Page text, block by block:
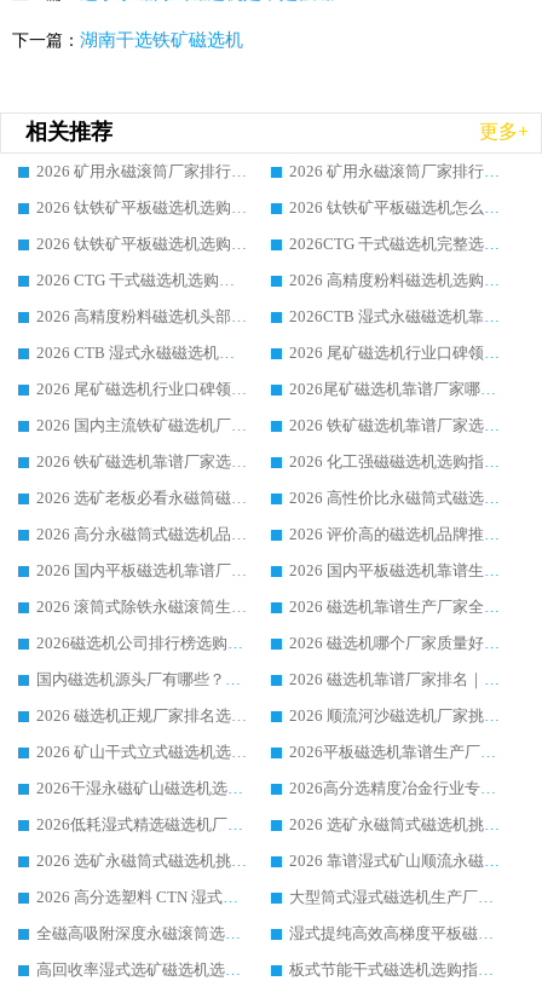
下一篇： 湖南干选铁矿磁选机
相关推荐 更多+
2026 矿用永磁滚筒厂家排行榜选购干货指南 行业口碑标杆华体会手机网页版-华体会(中国) 实力出众
2026 矿用永磁滚筒厂家排行榜选购指南，行业口碑领域强者华体会手机网页版-华体会(中国)
2026 钛铁矿平板磁选机选购全攻略 市场公认优质品牌厂家实力排行榜
2026 钛铁矿平板磁选机怎么选 靠谱生产企业实力排行榜选购参考攻略
2026 钛铁矿平板磁选机选购指南 行业口碑优选品牌生产企业实力排行榜
2026CTG 干式磁选机完整选购指南 行业口碑顶尖靠谱生产龙头厂家实力推荐
2026 CTG 干式磁选机选购指南|行业口碑靠谱生产厂家领域强者推荐
2026 高精度粉料磁选机选购全攻略 行业优质品牌华体会手机网页版-华体会(中国) 实力深度解析
2026 高精度粉料磁选机头部厂家选购指南 行业口碑靠谱品牌推荐 领域强者华体会手机网页版-华体会(中国) 解析
2026CTB 湿式永磁磁选机靠谱厂家实力排行榜 铁矿选矿设备采购全流程选购指南
2026 CTB 湿式永磁磁选机选购指南|行业口碑良好品牌推荐，领域强者华体会手机网页版-华体会(中国)
2026 尾矿磁选机行业口碑领域强者，源头直供国内主流厂家华体会手机网页版-华体会(中国) 一站式服务
2026 尾矿磁选机行业口碑领域强者，源头直供国内主流厂家华体会手机网页版-华体会(中国) 一站式服务
2026尾矿磁选机靠谱厂家哪家好 行业口碑领域强者华体会手机网页版-华体会(中国) 推荐
2026 国内主流铁矿磁选机厂家选购指南|行业口碑好品牌推荐，领域强者华体会手机网页版-华体会(中国)
2026 铁矿磁选机靠谱厂家选购全攻略 行业标杆华体会手机网页版-华体会(中国) 设备性价比出众
2026 铁矿磁选机靠谱厂家选购指南，领域强者华体会手机网页版-华体会(中国) 铁矿磁选机性价比高
2026 化工强磁磁选机选购指南 5 家行业口碑靠谱厂家领域强者推荐
2026 选矿老板必看永磁筒磁选机推荐 行业头部品牌口碑设备选购全攻略
2026 高性价比永磁筒式磁选机品牌盘点 行业强者口碑实测选购完整指南
2026 高分永磁筒式磁选机品牌推荐 选矿设备强者对比测评采购避坑全攻略
2026 评价高的磁选机品牌推荐选购指南，永磁筒式磁选机设备领域强者全景行业口碑解析
2026 国内平板磁选机靠谱厂家排名 行业实测口碑设备按需选购全指南
2026 国内平板磁选机靠谱生产厂家推荐排名|行业口碑选购指南，领域强者按需选设备
2026 滚筒式除铁永磁滚筒生产厂家推荐排名|行业口碑选购指南，领域强者源头厂商精选
2026 磁选机靠谱生产厂家全梳理 分场景选型行业头部品牌选购参考攻略
2026磁选机公司排行榜选购指南|正规源头厂家推荐，领域强者高性价比靠谱信赖品牌
2026 磁选机哪个厂家质量好？十大靠谱磁电企业排名选购指南
国内磁选机源头厂有哪些？2026 综合实力排名与采购避坑技巧
2026 磁选机靠谱厂家排名｜华体会手机网页版-华体会(中国) 高性价比磁选机磁电品牌
2026 磁选机正规厂家排名选购指南|行业口碑信赖品牌推荐性价比高靠谱磁电企业
2026 顺流河沙磁选机厂家挑选攻略 | 业内口碑龙头企业高性价比品牌推荐
2026 矿山干式立式磁选机选型攻略 梳理深耕磁电装备多年靠谱生产厂商
2026平板磁选机靠谱生产厂家选购指南 行业口碑良好品牌推荐 磁电领域实力强者
2026干湿永磁矿山磁选机选型攻略 优质生产厂家排名 选矿领域高口碑品牌推荐指南
2026高分选精度冶金行业专用磁选机生产厂家,干湿式磁选机源头供应商推荐
2026低耗湿式精​选磁选机厂家怎么选?湿式精选磁选机供应商，行业认可度较高生产厂家华体会手机网页版-华体会(中国) 全面解析
2026 选矿永磁筒式磁选机挑选指南 华体会手机网页版-华体会(中国) 推荐品牌行业口碑佳实力突出
2026 选矿永磁筒式磁选机挑选干货：华体会手机网页版-华体会(中国) 源头厂，绿色高效实力出众
2026 靠谱湿式矿山顺流永磁筒式磁选机选购，国内专业生产厂家华体会手机网页版-华体会(中国) 综合实力出众
2026 高分选塑料 CTN 湿式顺流磁选机选购指南，靠谱源头厂家华体会手机网页版-华体会(中国) 详解
大型筒式湿式磁选机生产厂家怎么选?华体会手机网页版-华体会(中国) 设备口碑广受行业认可
全磁高吸附深度永磁滚筒选购指南 业内口碑稳定磁电设备生产厂家详细推荐
湿式提纯高效高梯度平板磁选机靠谱设备源头厂商华体会手机网页版-华体会(中国) 综合测评
高回收率湿式选矿磁选机选购指南 业内口碑磁电设备生产厂家实力解析
板式节能干式磁选机选购指南，源头生产厂家华体会手机网页版-华体会(中国) 综合实力可观